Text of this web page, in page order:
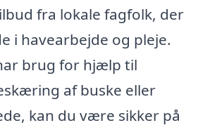
fra lokale fagfolk, der
i havearbejde og pleje.
brug for hjælp til
af buske eller
kan du være sikker på